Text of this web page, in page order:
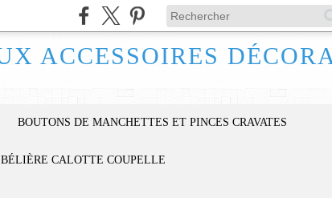
BOUTONS DE MANCHETTES ET PINCES CRAVATES
BÉLIÈRE CALOTTE COUPELLE